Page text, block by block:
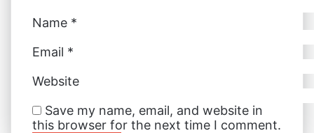
Name *
Email *
Website
Save my name, email, and website in
this browser for the next time I comment.